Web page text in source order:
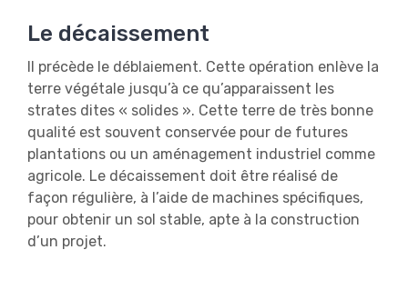
Le décaissement
Il précède le déblaiement. Cette opération enlève la
terre végétale jusqu’à ce qu’apparaissent les
strates dites « solides ». Cette terre de très bonne
qualité est souvent conservée pour de futures
plantations ou un aménagement industriel comme
agricole. Le décaissement doit être réalisé de
façon régulière, à l’aide de machines spécifiques,
pour obtenir un sol stable, apte à la construction
d’un projet.